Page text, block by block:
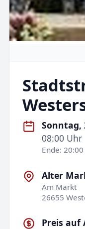
Sonntag,
08:00 Uhr
Ende:
Alter
Am Markt
26655
Preis auf